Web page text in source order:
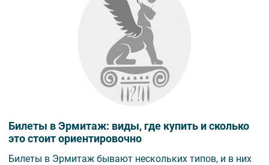
Билеты в Эрмитаж: виды, где купить и сколько
это стоит ориентировочно
Билеты в Эрмитаж бывают нескольких типов, и в них